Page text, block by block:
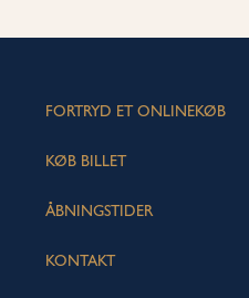
FORTRYD ET ONLINEKØB
KØB BILLET
ÅBNINGSTIDER
KONTAKT